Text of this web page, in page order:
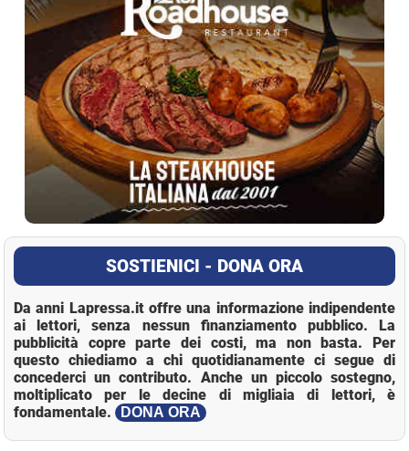
SOSTIENICI - DONA ORA
Da anni Lapressa.it offre una informazione indipendente
ai lettori, senza nessun finanziamento pubblico. La
pubblicità copre parte dei costi, ma non basta. Per
questo chiediamo a chi quotidianamente ci segue di
concederci un contributo. Anche un piccolo sostegno,
moltiplicato per le decine di migliaia di lettori, è
fondamentale.
DONA ORA